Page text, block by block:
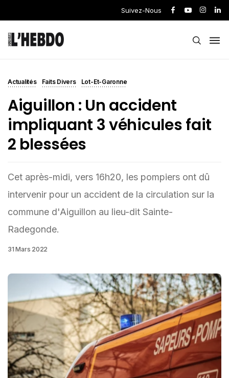
Suivez-Nous
Actualités Faits Divers Lot-Et-Garonne
Aiguillon : Un accident
impliquant 3 véhicules fait
2 blessées
Cet après-midi, vers 16h20, les pompiers ont dû
intervenir pour un accident de la circulation sur la
commune d'Aiguillon au lieu-dit Sainte-
Radegonde.
31 Mars 2022